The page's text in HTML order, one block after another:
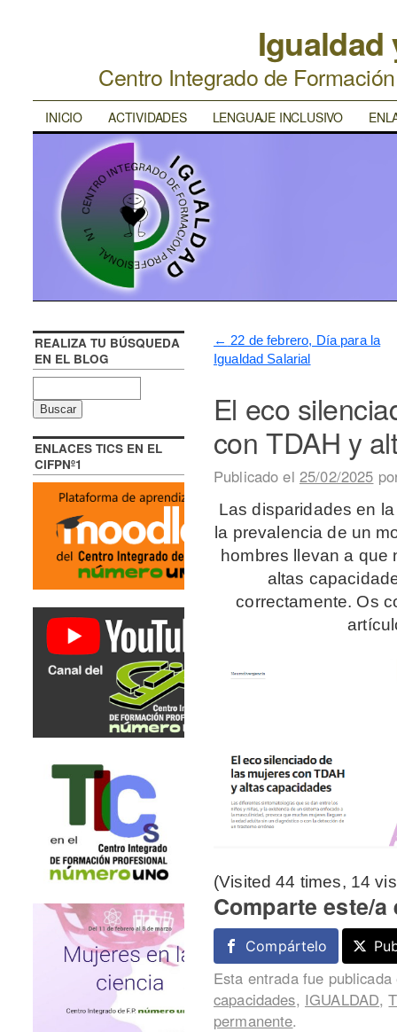
Igualdad
Centro Integrado de
INICIO ACTIVIDADES LENGUAJE INCLUSIVO
← 22 de febrero, Día para la
Igualdad Salarial
El eco
con TDAH y
Publicado el 25/02/2025
Las disparidades en
la prevalencia de un
hombres llevan a que
altas
correctamente. Os
(Visited 44 times, 14
Comparte este/a
Compártelo
Esta entrada fue
capacidades, IGUALDAD,
permanente.
REALIZA TU BÚSQUEDA
EN EL BLOG
ENLACES TICS EN EL
CIFPNº1